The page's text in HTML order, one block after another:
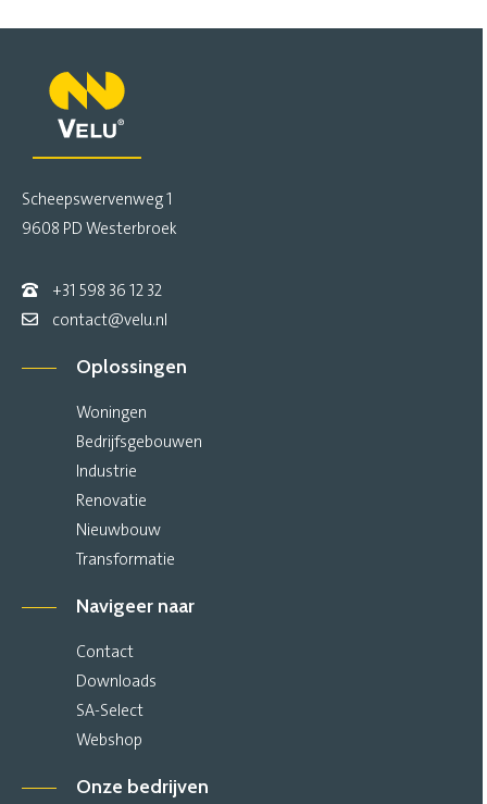
Scheepswervenweg 1
9608 PD Westerbroek
+31 598 36 12 32
contact@velu.nl
Oplossingen
Woningen
Bedrijfsgebouwen
Industrie
Renovatie
Nieuwbouw
Transformatie
Navigeer naar
Contact
Downloads
SA-Select
Webshop
Onze bedrijven